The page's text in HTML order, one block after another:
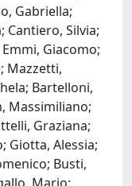
Gabriella;
Silvia;
Giacomo;
Mazzetti,
Bartelloni,
Massimiliano;
Graziana;
Giotta, Alessia;
Busti,